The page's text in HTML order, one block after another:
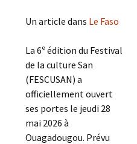
Un article dans Le Faso
La 6ᵉ édition du Festival
de la culture San
(FESCUSAN) a
officiellement ouvert
ses portes le jeudi 28
mai 2026 à
Ouagadougou. Prévu